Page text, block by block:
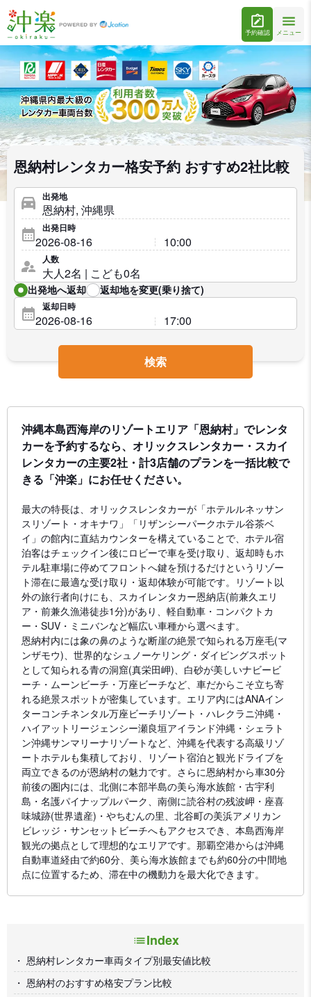
予約確認 メニュー
恩納村レンタカー格安予約 おすすめ2社比較
出発地
出発日時
人数
出発地へ返却 返却地を変更(乗り捨て)
返却日時
検索
沖縄本島西海岸のリゾートエリア「恩納村」でレンタ
カーを予約するなら、オリックスレンタカー・スカイ
レンタカーの主要2社・計3店舗のプランを一括比較で
きる「沖楽」にお任せください。
最大の特長は、オリックスレンタカーが「ホテルルネッサン
スリゾート・オキナワ」「リザンシーパークホテル谷茶ベ
イ」の館内に直結カウンターを構えていることで、ホテル宿
泊客はチェックイン後にロビーで車を受け取り、返却時もホ
テル駐車場に停めてフロントへ鍵を預けるだけというリゾー
ト滞在に最適な受け取り・返却体験が可能です。リゾート以
外の旅行者向けにも、スカイレンタカー恩納店(前兼久エリ
ア・前兼久漁港徒歩1分)があり、軽自動車・コンパクトカ
ー・SUV・ミニバンなど幅広い車種から選べます。
恩納村内には象の鼻のような断崖の絶景で知られる万座毛(マ
ンザモウ)、世界的なシュノーケリング・ダイビングスポット
として知られる青の洞窟(真栄田岬)、白砂が美しいナビービ
ーチ・ムーンビーチ・万座ビーチなど、車だからこそ立ち寄
れる絶景スポットが密集しています。エリア内にはANAイン
ターコンチネンタル万座ビーチリゾート・ハレクラニ沖縄・
ハイアットリージェンシー瀬良垣アイランド沖縄・シェラト
ン沖縄サンマリーナリゾートなど、沖縄を代表する高級リゾ
ートホテルも集積しており、リゾート宿泊と観光ドライブを
両立できるのが恩納村の魅力です。さらに恩納村から車30分
前後の圏内には、北側に本部半島の美ら海水族館・古宇利
島・名護パイナップルパーク、南側に読谷村の残波岬・座喜
味城跡(世界遺産)・やちむんの里、北谷町の美浜アメリカン
ビレッジ・サンセットビーチへもアクセスでき、本島西海岸
観光の拠点として理想的なエリアです。那覇空港からは沖縄
自動車道経由で約60分、美ら海水族館までも約60分の中間地
点に位置するため、滞在中の機動力を最大化できます。
Index
恩納村レンタカー車両タイプ別最安値比較
恩納村のおすすめ格安プラン比較